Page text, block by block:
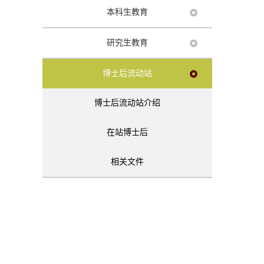
本科生教育
研究生教育
博士后流动站
博士后流动站介绍
在站博士后
相关文件